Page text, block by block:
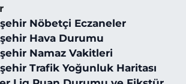
Nöbetçi Eczaneler
Hava Durumu
Namaz Vakitleri
Trafik Yoğunluk Haritası